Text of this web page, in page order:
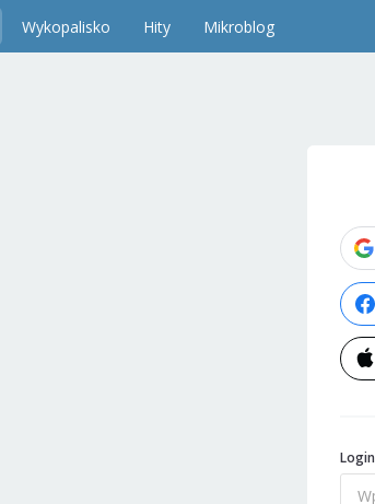
Wykopalisko Hity Mikroblog
Login